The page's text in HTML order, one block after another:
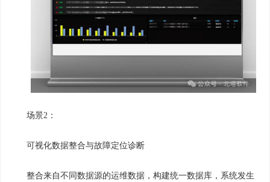
场景2：
可视化数据整合与故障定位诊断
整合来自不同数据源的运维数据，构建统一数据库，系统发生